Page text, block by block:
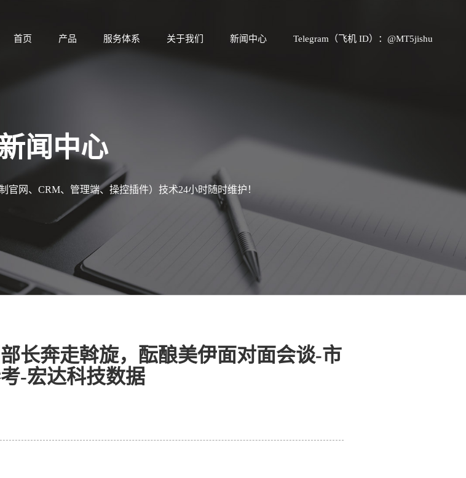
首页 产品 服务体系 关于我们 新闻中心 Telegram（飞机 ID）：@MT5jishu
闻中心
官网、CRM、管理端、操控插件）技术24小时随时维护！
长奔走斡旋，酝酿美伊面对面会谈-市
-宏达科技数据